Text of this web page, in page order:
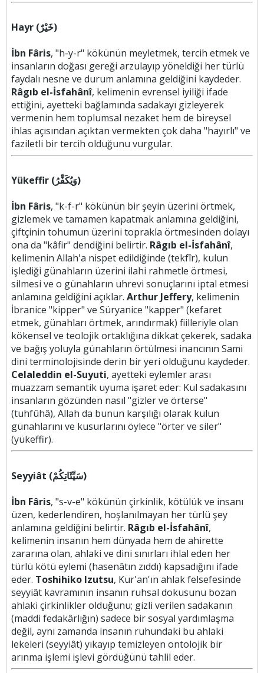
Hayr (خَيْرٌ)
İbn Fâris, "h-y-r" kökünün meyletmek, tercih etmek ve
insanların doğası gereği arzulayıp yöneldiği her türlü
faydalı nesne ve durum anlamına geldiğini kaydeder.
Râgıb el-İsfahânî, kelimenin evrensel iyiliği ifade
ettiğini, ayetteki bağlamında sadakayı gizleyerek
vermenin hem toplumsal nezaket hem de bireysel
ihlas açısından açıktan vermekten çok daha "hayırlı" ve
faziletli bir tercih olduğunu vurgular.
Yükeffir (وَيُكَفِّرُ)
İbn Fâris, "k-f-r" kökünün bir şeyin üzerini örtmek,
gizlemek ve tamamen kapatmak anlamına geldiğini,
çiftçinin tohumun üzerini toprakla örtmesinden dolayı
ona da "kâfir" dendiğini belirtir. Râgıb el-İsfahânî,
kelimenin Allah'a nispet edildiğinde (tekfîr), kulun
işlediği günahların üzerini ilahi rahmetle örtmesi,
silmesi ve o günahların uhrevi sonuçlarını iptal etmesi
anlamına geldiğini açıklar. Arthur Jeffery, kelimenin
İbranice "kipper" ve Süryanice "kapper" (kefaret
etmek, günahları örtmek, arındırmak) fiilleriyle olan
kökensel ve teolojik ortaklığına dikkat çekerek, sadaka
ve bağış yoluyla günahların örtülmesi inancının Sami
dini terminolojisinde derin bir yeri olduğunu kaydeder.
Celaleddin el-Suyuti, ayetteki eylemler arası
muazzam semantik uyuma işaret eder: Kul sadakasını
insanların gözünden nasıl "gizler ve örterse"
(tuhfûhâ), Allah da bunun karşılığı olarak kulun
günahlarını ve kusurlarını öylece "örter ve siler"
(yükeffir).
Seyyiât (سَيِّئَاتِكُمْ)
İbn Fâris, "s-v-e" kökünün çirkinlik, kötülük ve insanı
üzen, kederlendiren, hoşlanılmayan her türlü şey
anlamına geldiğini belirtir. Râgıb el-İsfahânî,
kelimenin insanın hem dünyada hem de ahirette
zararına olan, ahlaki ve dini sınırları ihlal eden her
türlü kötü eylemi (hasenâtın zıddı) kapsadığını ifade
eder. Toshihiko Izutsu, Kur'an'ın ahlak felsefesinde
seyyiât kavramının insanın ruhsal dokusunu bozan
ahlaki çirkinlikler olduğunu; gizli verilen sadakanın
(maddi fedakârlığın) sadece bir sosyal yardımlaşma
değil, aynı zamanda insanın ruhundaki bu ahlaki
lekeleri (seyyiât) yıkayıp temizleyen ontolojik bir
arınma işlemi işlevi gördüğünü tahlil eder.